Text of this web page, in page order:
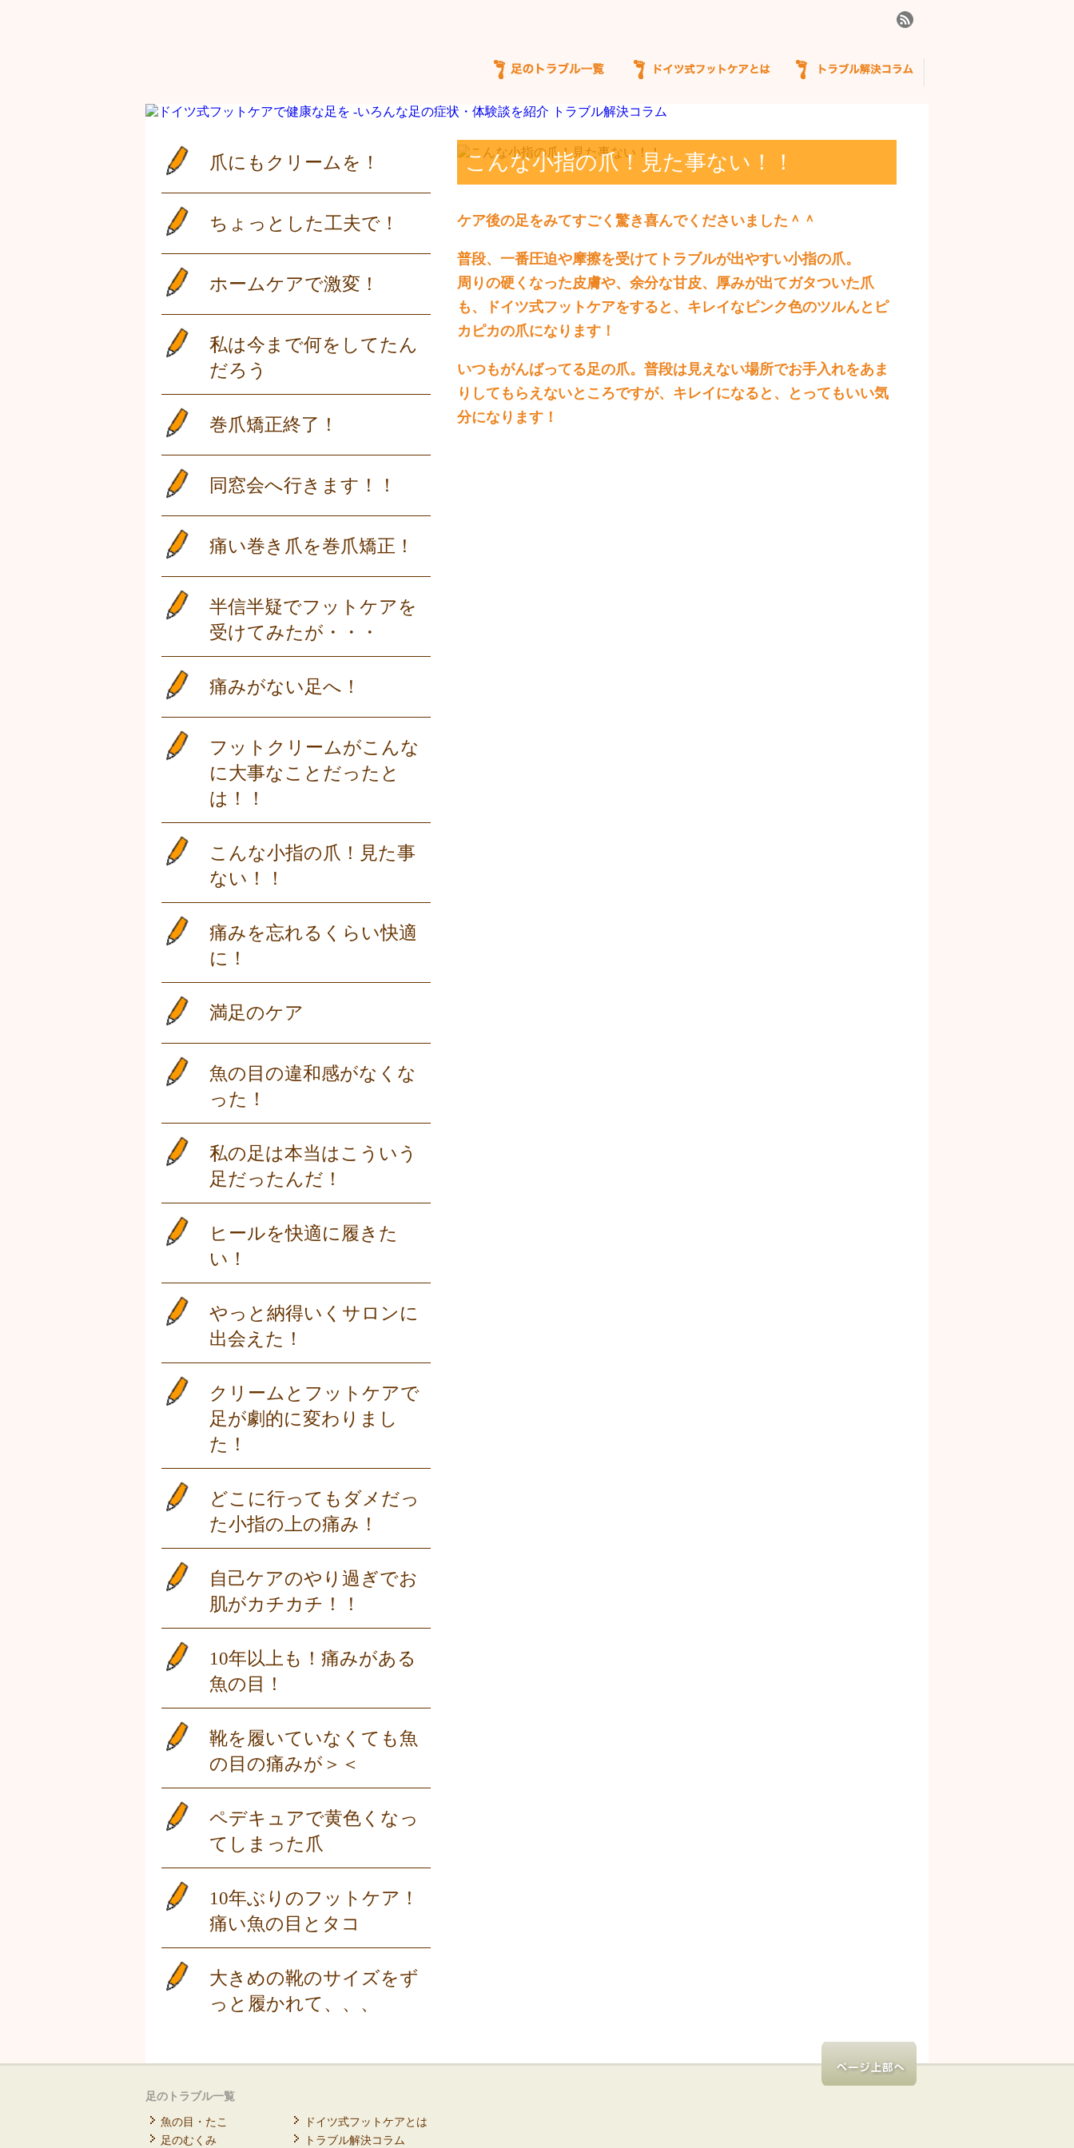
こんな小指の爪！見た事ない！！
ケア後の足をみてすごく驚き喜んでくださいました＾＾
普段、一番圧迫や摩擦を受けてトラブルが出やすい小指の爪。
周りの硬くなった皮膚や、余分な甘皮、厚みが出てガタついた爪
も、ドイツ式フットケアをすると、キレイなピンク色のツルんとピ
カピカの爪になります！
いつもがんばってる足の爪。普段は見えない場所でお手入れをあま
りしてもらえないところですが、キレイになると、とってもいい気
分になります！
爪にもクリームを！
ちょっとした工夫で！
ホームケアで激変！
私は今まで何をしてたん
だろう
巻爪矯正終了！
同窓会へ行きます！！
痛い巻き爪を巻爪矯正！
半信半疑でフットケアを
受けてみたが・・・
痛みがない足へ！
フットクリームがこんな
に大事なことだったと
は！！
こんな小指の爪！見た事
ない！！
痛みを忘れるくらい快適
に！
満足のケア
魚の目の違和感がなくな
った！
私の足は本当はこういう
足だったんだ！
ヒールを快適に履きた
い！
やっと納得いくサロンに
出会えた！
クリームとフットケアで
足が劇的に変わりまし
た！
どこに行ってもダメだっ
た小指の上の痛み！
自己ケアのやり過ぎでお
肌がカチカチ！！
10年以上も！痛みがある
魚の目！
靴を履いていなくても魚
の目の痛みが＞＜
ペデキュアで黄色くなっ
てしまった爪
10年ぶりのフットケア！
痛い魚の目とタコ
大きめの靴のサイズをず
っと履かれて、、、
足のトラブル一覧
魚の目・たこ
足のむくみ
ドイツ式フットケアとは
トラブル解決コラム